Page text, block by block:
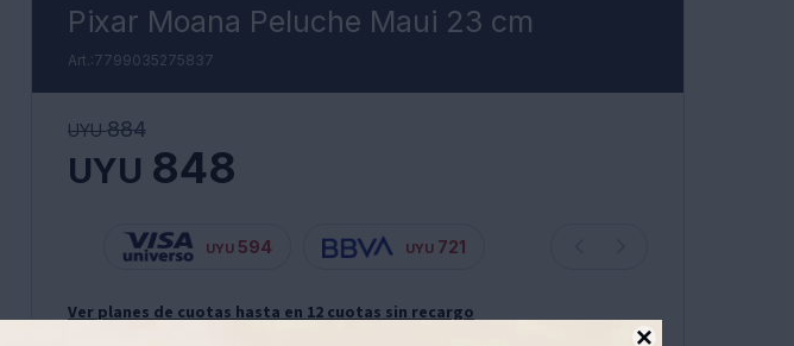

Pixar Moana Peluche Maui 23 cm
7799035275837
UYU 848
UYU 884
UYU 594 UYU 721
Ver planes de cuotas hasta en 12 cuotas sin recargo